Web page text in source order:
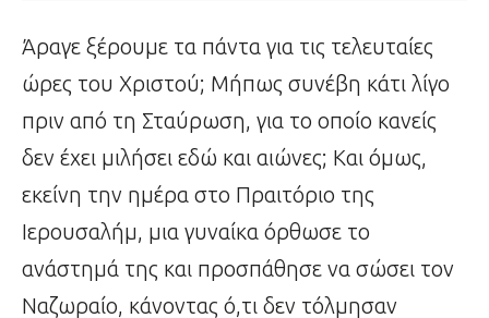
Άραγε ξέρουμε τα πάντα για τις τελευταίες
ώρες του Χριστού; Μήπως συνέβη κάτι λίγο
πριν από τη Σταύρωση, για το οποίο κανείς
δεν έχει μιλήσει εδώ και αιώνες; Και όμως,
εκείνη την ημέρα στο Πραιτόριο της
Ιερουσαλήμ, μια γυναίκα όρθωσε το
ανάστημά της και προσπάθησε να σώσει τον
Ναζωραίο, κάνοντας ό,τι δεν τόλμησαν